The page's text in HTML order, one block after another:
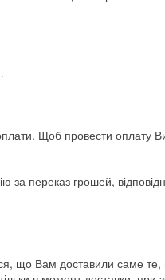
Щоб провести оплату
за переказ грошей,
що Вам доставили саме